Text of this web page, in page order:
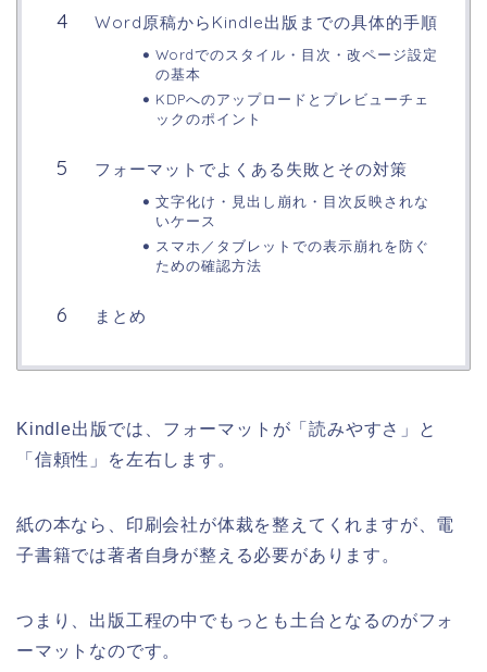
Word原稿からKindle出版までの具体的手順
Wordでのスタイル・目次・改ページ設定
の基本
KDPへのアップロードとプレビューチェ
ックのポイント
フォーマットでよくある失敗とその対策
文字化け・見出し崩れ・目次反映されな
いケース
スマホ／タブレットでの表示崩れを防ぐ
ための確認方法
まとめ
Kindle出版では、フォーマットが「読みやすさ」と
「信頼性」を左右します。
紙の本なら、印刷会社が体裁を整えてくれますが、電
子書籍では著者自身が整える必要があります。
つまり、出版工程の中でもっとも土台となるのがフォ
ーマットなのです。